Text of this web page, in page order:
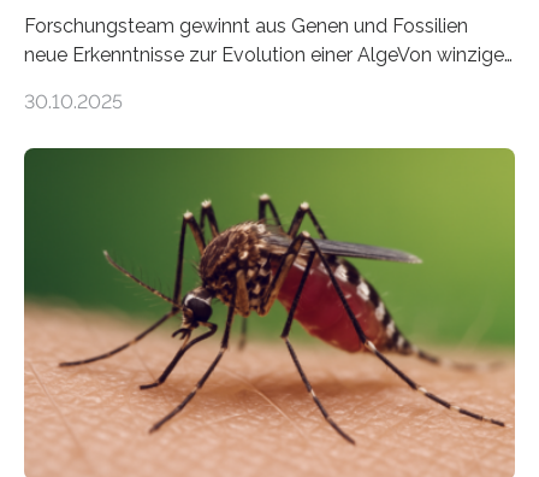
Forschungsteam gewinnt aus Genen und Fossilien
neue Erkenntnisse zur Evolution einer AlgeVon winzigen
Landpflanzen zählen zu den komplexesten
Grünalgen, die vor Hunderten von Millionen Jahren
lebten. Unter den Vorfahren sticht eine Gruppe heraus,
die noch heute in der Natur vorkommt: die
Süßwasseralge Coleochaetophyceae. Einige Arten
dieser Gruppe bilden aus Zellfäden dichte Geflechte
mit scheibenförmiger Gestalt. Was auffällig ist: Die
nächsten…
30.10.2025